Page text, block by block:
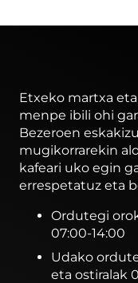
Etxeko martxa
menpe ibili ohi
Bezeroen
mugikorrarekin
kafeari uko egin
errespetatuz eta
Ordutegi
07:00-14:00
Udako
eta ostiralak